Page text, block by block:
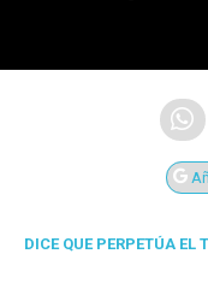
DICE QUE PERPETÚA EL